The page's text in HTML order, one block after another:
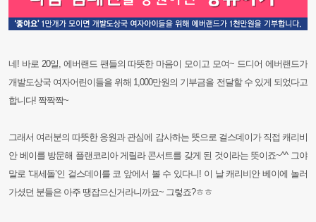
네! 바로 20일, 에버랜드 팬들의 따뜻한 마음이 모이고 모여~ 드디어 에버랜드가
개발도상국 여자어린이들을 위해 1,000만원의 기부금을 전달할 수 있게 되었다고
합니다! 짝짝짝~
그래서 여러분의 따뜻한 응원과 관심에 감사하는 뜻으로 걸스데이가 직접 캐리비
안 베이를 방문해 플랜코리아 게릴라 콘서트를 갖게 된 것이라는 뜻이죠~^^ 그야
말로 ‘대세돌’인 걸스데이를 코 앞에서 볼 수 있다니! 이 날 캐리비안 베이에 놀러
가셨던 분들은 아주 땡잡으신거라니까요~ 그렇죠?ㅎㅎ